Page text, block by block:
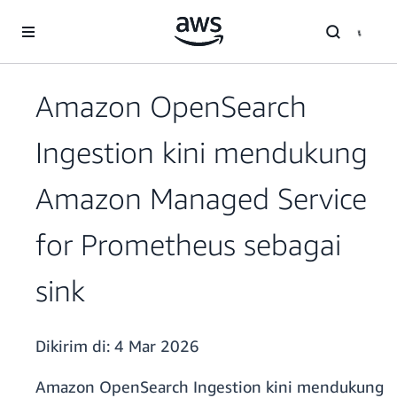
Amazon OpenSearch
Ingestion kini mendukung
Amazon Managed Service
for Prometheus sebagai
sink
Dikirim di: 4 Mar 2026
Amazon OpenSearch Ingestion kini mendukung